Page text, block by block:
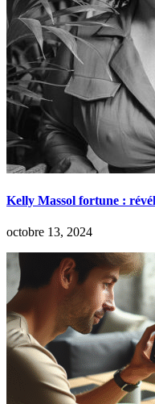
Kelly Massol fortune :
octobre 13, 2024